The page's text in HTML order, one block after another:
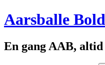
Aarsballe
En gang AAB,